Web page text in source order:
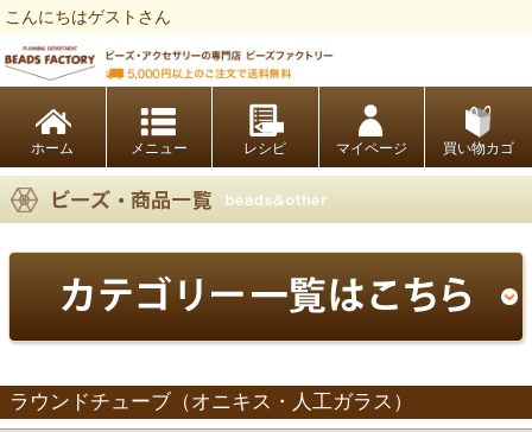
こんにちはゲストさん
ホーム レシピ マイページ 買い物カゴ
ラウンドチューブ（オニキス・人工ガラス）